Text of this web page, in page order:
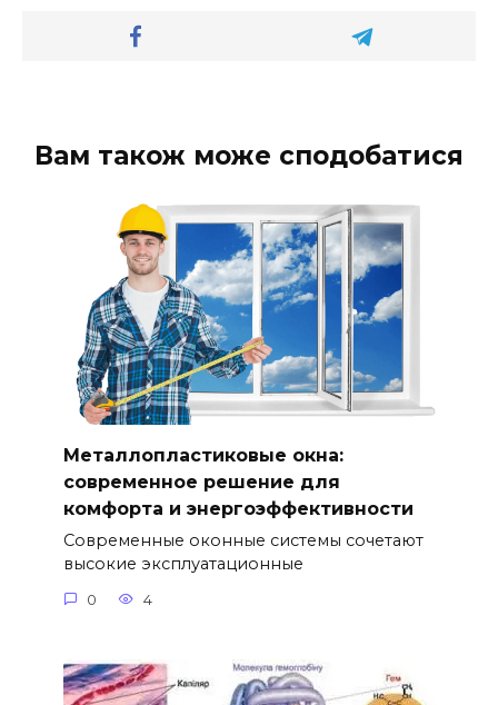
Вам також може сподобатися
Металлопластиковые окна:
современное решение для
комфорта и энергоэффективности
Современные оконные системы сочетают
высокие эксплуатационные
0 4